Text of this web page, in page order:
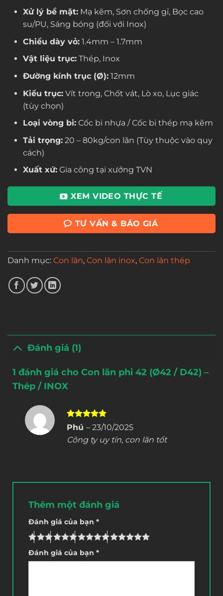
Xử lý bề mặt:Mạ kẽm, Sơn chống gỉ, Bọc cao
su/PU, Sáng bóng (đối với Inox)
Chiều dày vỏ:1.4mm – 1.7mm
Vật liệu trục:Thép, Inox
Đường kính trục (Ø):12mm
Kiểu trục:Vít trong, Chốt vát, Lò xo, Lục giác
(tùy chọn)
Loại vòng bi:Cốc bi nhựa / Cốc bi thép mạ kẽm
Tải trọng:20 – 80kg/con lăn (Tùy thuộc vào quy
cách)
Xuất xứ:Gia công tại xưởng TVN
XEM VIDEO THỰC TẾ
TƯ VẤN & BÁO GIÁ
Danh mục: Con lăn, Con lăn inox, Con lăn thép
Đánh giá (1)
1 đánh giá cho Con lăn phi 42 (Ø42 / D42) –
Thép / INOX
Được xếp
sao
Phú – 23/10/2025
Công ty uy tín, con lăn tốt
Thêm một đánh giá
Đánh giá của bạn *
Đánh giá của bạn *